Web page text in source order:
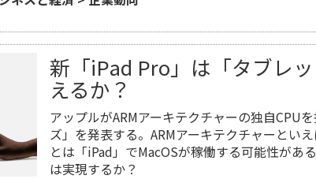
新「iPad Pro」は「タブレ
えるか？
アップルがARMアーキテクチャーの独自CPU
ズ」を発表する。ARMアーキテクチャーとい
とは「iPad」でMacOSが稼働する可能性があ
は実現するか？